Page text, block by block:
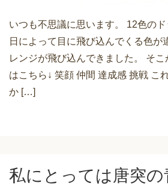
いつも不思議に思います。 12色のド
日によって目に飛び込んでくる色が
レンジが飛び込んできました。 そ
はこちら↓ 笑顔 仲間 達成感 挑戦 こ
か […]
私にとっては唐突の